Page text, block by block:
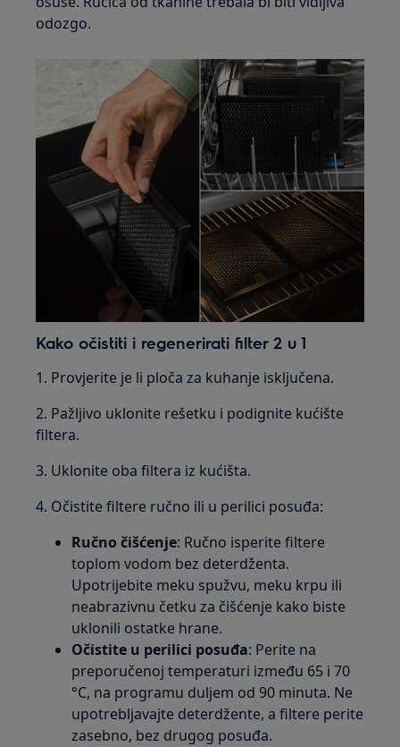
odozgo.
Kako očistiti i regenerirati filter 2 u 1
1. Provjerite je li ploča za kuhanje isključena.
2. Pažljivo uklonite rešetku i podignite kućište
filtera.
3. Uklonite oba filtera iz kućišta.
4. Očistite filtere ručno ili u perilici posuđa:
Ručno čišćenje: Ručno isperite filtere
toplom vodom bez deterdženta.
Upotrijebite meku spužvu, meku krpu ili
neabrazivnu četku za čišćenje kako biste
uklonili ostatke hrane.
Očistite u perilici posuđa: Perite na
preporučenoj temperaturi između 65 i 70
°C, na programu duljem od 90 minuta. Ne
upotrebljavajte deterdžente, a filtere perite
zasebno, bez drugog posuđa.